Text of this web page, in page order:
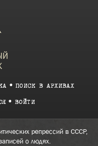
ПОИСК В АРХИВАХ
ВОЙТИ
репрессий в СССР,
о людях.